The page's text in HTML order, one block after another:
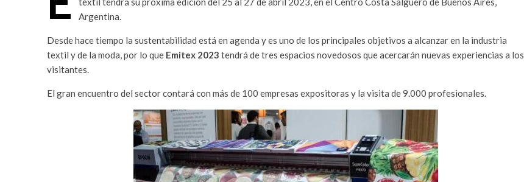
Argentina.
Desde hace tiempo la sustentabilidad está en agenda y es uno de los principales objetivos a alcanzar en la industria
textil y de la moda, por lo que Emitex 2023 tendrá de tres espacios novedosos que acercarán nuevas experiencias a los
visitantes.
El gran encuentro del sector contará con más de 100 empresas expositoras y la visita de 9.000 profesionales.